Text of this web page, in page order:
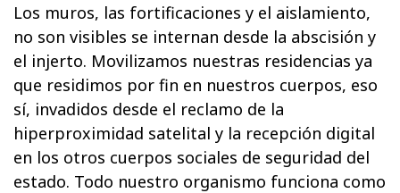
Los muros, las fortificaciones y el aislamiento,
no son visibles se internan desde la abscisión y
el injerto. Movilizamos nuestras residencias ya
que residimos por fin en nuestros cuerpos, eso
sí, invadidos desde el reclamo de la
hiperproximidad satelital y la recepción digital
en los otros cuerpos sociales de seguridad del
estado. Todo nuestro organismo funciona como